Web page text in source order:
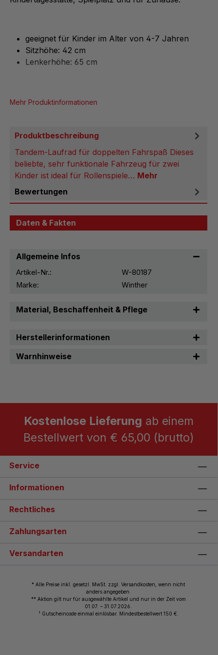
geeignet für Kinder im Alter von 4-7 Jahren
Sitzhöhe: 42 cm
Lenkerhöhe: 65 cm
Mehr Produktinformationen
Produktbeschreibung
Tandem-Laufrad für doppelten Fahrspaß Dieses
beliebte, sehr funktionale Fahrzeug für zwei
Kinder ist ideal für Rollenspiele… Mehr
Bewertungen
Daten & Fakten
Allgemeine Infos
Artikel-Nr.:
W-80187
Marke:
Winther
Material, Beschaffenheit & Pflege
Herstellerinformationen
Warnhinweise
Kostenlose Lieferung ab einem
Bestellwert von € 65,00 (brutto)
Service
Informationen
Rechtliches
Zahlungsarten
Versandarten
* Alle Preise inkl. gesetzl. MwSt. zzgl. Versandkosten, wenn nicht
anders angegeben.
** Aktion gilt nur für ausgewählte Artikel und nur in der Zeit vom
01.07. – 31.07.2026.
1 Gutscheincode einmal einlösbar. Mindestbestellwert 150 €.